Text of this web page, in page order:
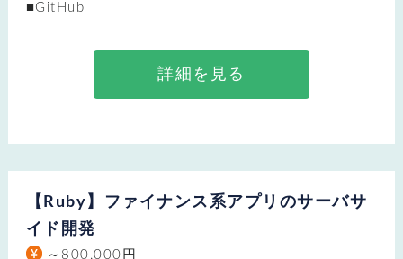
■GitHub
詳細を見る
【Ruby】ファイナンス系アプリのサーバサ
イド開発
～800,000円